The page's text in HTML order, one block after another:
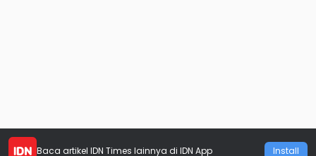
Baca artikel IDN Times lainnya di IDN App Install